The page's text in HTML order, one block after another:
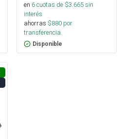
en 6cuotas de $3.665sin
interés
ahorras $880 por
transferencia.
Disponible